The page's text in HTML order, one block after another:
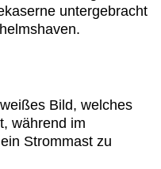
untergebracht